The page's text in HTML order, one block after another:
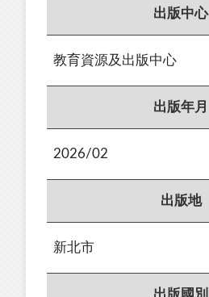
出版中心
教育資源及出版中心
出版年月
2026/02
出版地
新北市
出版國別